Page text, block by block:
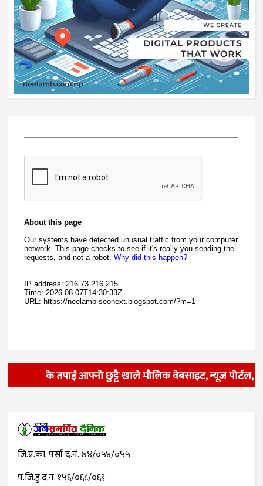
के तपाईं आफ्नो छुट्टै खाले मौलिक वेबसाइट, न्यूज पोर्टल,
जि.प्र.का. पर्सा द.नं. ७४/०५४/०५५
प.जि.हु.द.नं. १५६/०६८/०६९